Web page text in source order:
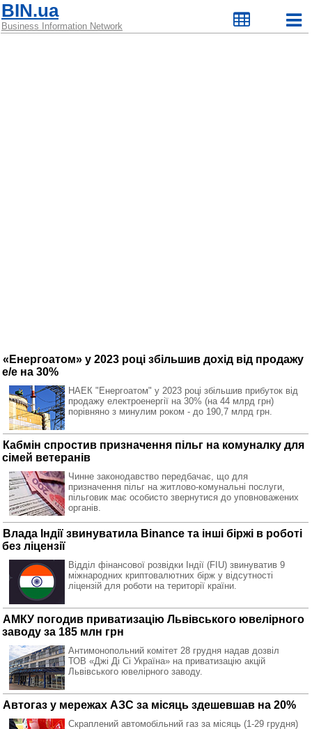
BIN.ua
Business Information Network
«Енергоатом» у 2023 році збільшив дохід від продажу
е/е на 30%
НАЕК "Енергоатом" у 2023 році збільшив прибуток від
продажу електроенергії на 30% (на 44 млрд грн)
порівняно з минулим роком - до 190,7 млрд грн.
Кабмін спростив призначення пільг на комуналку для
сімей ветеранів
Чинне законодавство передбачає, що для
призначення пільг на житлово-комунальні послуги,
пільговик має особисто звернутися до уповноважених
органів.
Влада Індії звинуватила Binance та інші біржі в роботі
без ліцензії
Відділ фінансової розвідки Індії (FIU) звинуватив 9
міжнародних криптовалютних бірж у відсутності
ліцензій для роботи на території країни.
АМКУ погодив приватизацію Львівського ювелірного
заводу за 185 млн грн
Антимонопольний комітет 28 грудня надав дозвіл
ТОВ «Джі Ді Сі Україна» на приватизацію акцій
Львівського ювелірного заводу.
Автогаз у мережах АЗС за місяць здешевшав на 20%
Скраплений автомобільний газ за місяць (1-29 грудня)